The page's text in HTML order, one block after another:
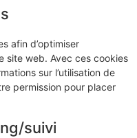
afin d’optimiser
site web. Avec ces cookies
sur l’utilisation de
permission pour placer
suivi